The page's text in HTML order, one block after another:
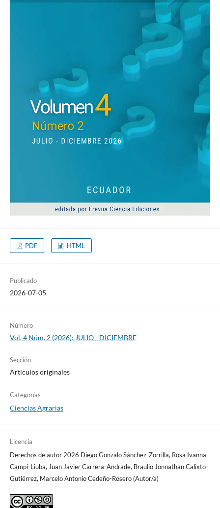
PDF HTML
Publicado
2026-07-05
Número
Vol. 4 Núm. 2 (2026): JULIO - DICIEMBRE
Sección
Artículos originales
Categorías
Ciencias Agrarias
Licencia
Derechos de autor 2026 Diego Gonzalo Sánchez-Zorrilla, Rosa Ivanna
Campi-Liuba, Juan Javier Carrera-Andrade, Braulio Jonnathan Calixto-
Gutiérrez, Marcelo Antonio Cedeño-Rosero (Autor/a)